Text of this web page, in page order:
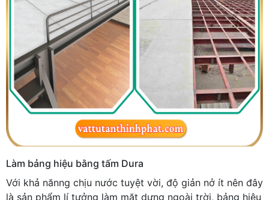
Làm bảng hiệu bằng tấm Dura
Với khả nănng chịu nước tuyệt vời, độ giản nở ít nên đây
là sản phẩm lí tưởng làm mặt dựng ngoài trời, bảng hiệu